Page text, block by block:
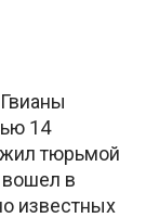
14
тюрьмой
в
известных